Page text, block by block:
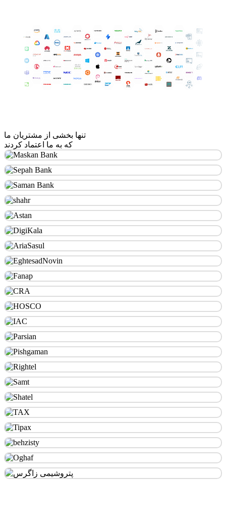
تنها بخشی از مشتریان ما
که به ما اعتماد کردند